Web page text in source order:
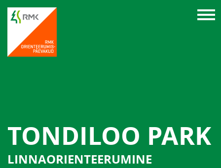
TONDILOO PARK
LINNAORIENTEERUMINE